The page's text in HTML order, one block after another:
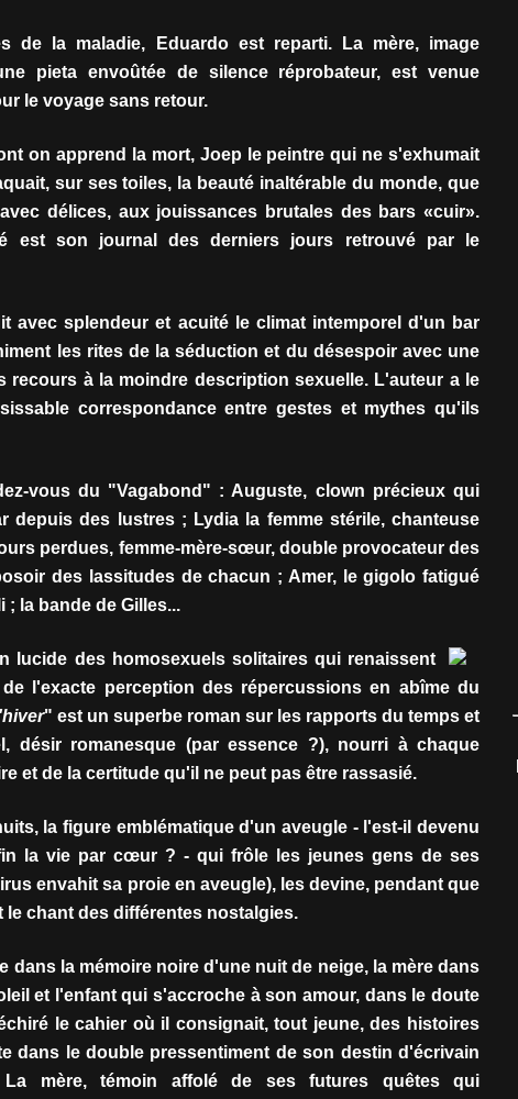
de la maladie, Eduardo est reparti. La mère, image
pieta envoûtée de silence réprobateur, est venue
le voyage sans retour.
on apprend la mort, Joep le peintre qui ne s'exhumait
sur ses toiles, la beauté inaltérable du monde, que
délices, aux jouissances brutales des bars «cuir».
est son journal des derniers jours retrouvé par le
avec splendeur et acuité le climat intemporel d'un bar
les rites de la séduction et du désespoir avec une
recours à la moindre description sexuelle. L'auteur a le
correspondance entre gestes et mythes qu'ils
vous du "Vagabond" : Auguste, clown précieux qui
depuis des lustres ; Lydia la femme stérile, chanteuse
perdues, femme-mère-sœur, double provocateur des
des lassitudes de chacun ; Amer, le gigolo fatigué
la bande de Gilles...
lucide des homosexuels solitaires qui renaissent
l'exacte perception des répercussions en abîme du
" est un superbe roman sur les rapports du temps et
désir romanesque (par essence ?), nourri à chaque
et de la certitude qu'il ne peut pas être rassasié.
la figure emblématique d'un aveugle - l'est-il devenu
la vie par cœur ? - qui frôle les jeunes gens de ses
envahit sa proie en aveugle), les devine, pendant que
le chant des différentes nostalgies.
dans la mémoire noire d'une nuit de neige, la mère dans
et l'enfant qui s'accroche à son amour, dans le doute
le cahier où il consignait, tout jeune, des histoires
dans le double pressentiment de son destin d'écrivain
mère, témoin affolé de ses futures quêtes qui